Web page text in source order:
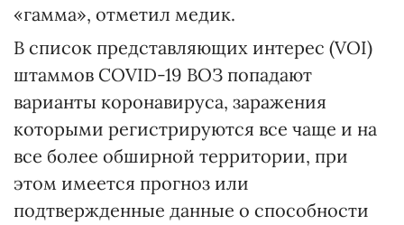
«гамма», отметил медик.
В список представляющих интерес (VOI)
штаммов COVID-19 ВОЗ попадают
варианты коронавируса, заражения
которыми регистрируются все чаще и на
все более обширной территории, при
этом имеется прогноз или
подтвержденные данные о способности